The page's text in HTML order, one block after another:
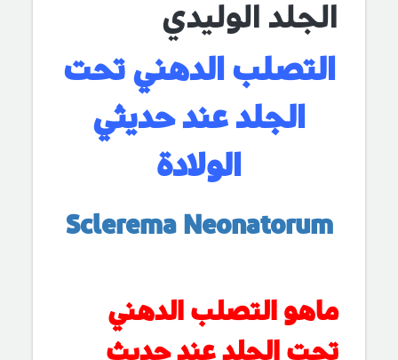
الجلد الوليدي
التصلب الدهني تحت
الجلد عند حديثي
الولادة
Sclerema Neonatorum
ماهو التصلب الدهني
تحت الجلد عند حديث